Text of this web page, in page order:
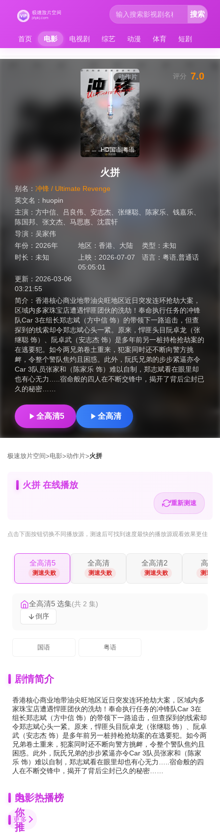
首页 电影 电视剧 综艺 动漫 体育 短剧
搜索
动作片
HD国语|粤语
火拼
别名： 冲锋 / Ultimate Revenge
英文名： huopin
主演： 方中信 吕良伟 安志杰 张继聪 陈家乐 钱嘉乐
陈国邦
张文杰 马思惠
沈震轩
导演： 吴家伟
年份： 2026年 地区：香港 大陆 类型： 未知
时长： 未知 上映： 2026-07-07
05:05:01
语言： 粤语,普通话
更新： 2026-03-06
03:21:55
简介： 香港核心商业地带油尖旺地区近日突发连环抢劫大案，
区域内多家珠宝店遭遇悍匪团伙的洗劫！奉命执行任务的冲锋
队Car 3在组长郑志斌（方中信 饰）的带领下一路追击，但查
探到的线索却令郑志斌心头一紧。原来，悍匪头目阮卓龙（张
继聪 饰）、阮卓武（安志杰 饰）是多年前另一桩持枪抢劫案的
在逃要犯。如今两兄弟卷土重来，犯案同时还不断向警方挑
衅，令整个警队焦灼且困惑。此外，阮氏兄弟的步步紧逼亦令
Car 3队员张家和（陈家乐 饰）难以自制，郑志斌看在眼里却
也有心无力…..宿命般的四人在不断交锋中，揭开了背后尘封已
久的秘密……
评分 7.0
全高清5 全高清
极速放片空间>电影>动作片>火拼
火拼 在线播放
重新测速
点击下面按钮切换不同播放源 ，测速后可找到速度最快的播放源观看效果更佳
全高清5
测速失败
全高清
测速失败
全高清2
测速失败
高清2
测速失
全高清5 选集(共 2 集)
倒序
国语 粤语
剧情简介
香港核心商业地带油尖旺地区近日突发连环抢劫大案，区域内多
家珠宝店遭遇悍匪团伙的洗劫！奉命执行任务的冲锋队Car 3在
组长郑志斌（方中信 饰）的带领下一路追击，但查探到的线索却
令郑志斌心头一紧。原来，悍匪头目阮卓龙（张继聪 饰）、阮卓
武（安志杰 饰）是多年前另一桩持枪抢劫案的在逃要犯。如今两
兄弟卷土重来，犯案同时还不断向警方挑衅，令整个警队焦灼且
困惑。此外，阮氏兄弟的步步紧逼亦令Car 3队员张家和（陈家
乐 饰）难以自制，郑志斌看在眼里却也有心无力…..宿命般的四
人在不断交锋中，揭开了背后尘封已久的秘密……
为
你
推
电影热播榜
更多